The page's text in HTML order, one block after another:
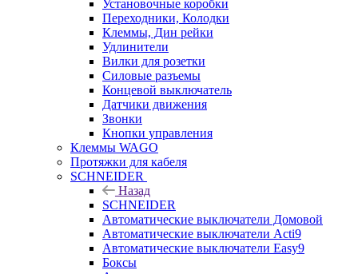
Установочные коробки
Переходники, Колодки
Клеммы, Дин рейки
Удлинители
Вилки для розетки
Силовые разъемы
Концевой выключатель
Датчики движения
Звонки
Кнопки управления
Клеммы WAGO
Протяжки для кабеля
SCHNEIDER
Назад
SCHNEIDER
Автоматические выключатели Домовой
Автоматические выключатели Acti9
Автоматические выключатели Easy9
Боксы